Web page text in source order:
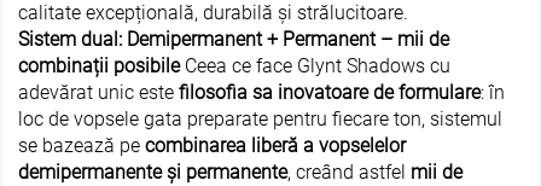
calitate excepțională, durabilă și strălucitoare.
Sistem dual: Demipermanent + Permanent – mii de
combinații posibileCeea ce face Glynt Shadows cu
adevărat unic este filosofia sa inovatoare de formulare: în
loc de vopsele gata preparate pentru fiecare ton, sistemul
se bazează pe combinarea liberă a vopselelor
demipermanente și permanente, creând astfel mii de